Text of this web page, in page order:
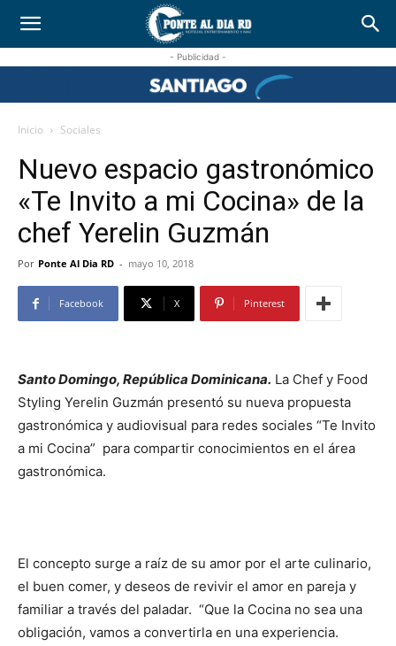
- Publicidad -
Inicio Sociales
Nuevo espacio gastronómico
«Te Invito a mi Cocina» de la
chef Yerelin Guzmán
Por Ponte Al Dia RD - mayo 10, 2018
Facebook X Pinterest
Santo Domingo, República Dominicana. La Chef y Food
Styling Yerelin Guzmán presentó su nueva propuesta
gastronómica y audiovisual para redes sociales “Te Invito
a mi Cocina” para compartir conocimientos en el área
gastronómica.
El concepto surge a raíz de su amor por el arte culinario,
el buen comer, y deseos de revivir el amor en pareja y
familiar a través del paladar. “Que la Cocina no sea una
obligación, vamos a convertirla en una experiencia.